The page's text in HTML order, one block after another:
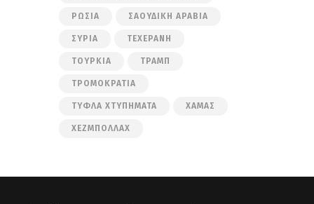
ΡΩΣΊΑ ΣΑΟΥΔΙΚΉ ΑΡΑΒΊΑ
ΣΥΡΊΑ ΤΕΧΕΡΆΝΗ
ΤΟΥΡΚΊΑ ΤΡΑΜΠ
ΤΡΟΜΟΚΡΑΤΊΑ
ΤΥΦΛΆ ΧΤΥΠΉΜΑΤΑ ΧΑΜΆΣ
ΧΕΖΜΠΟΛΛΆΧ